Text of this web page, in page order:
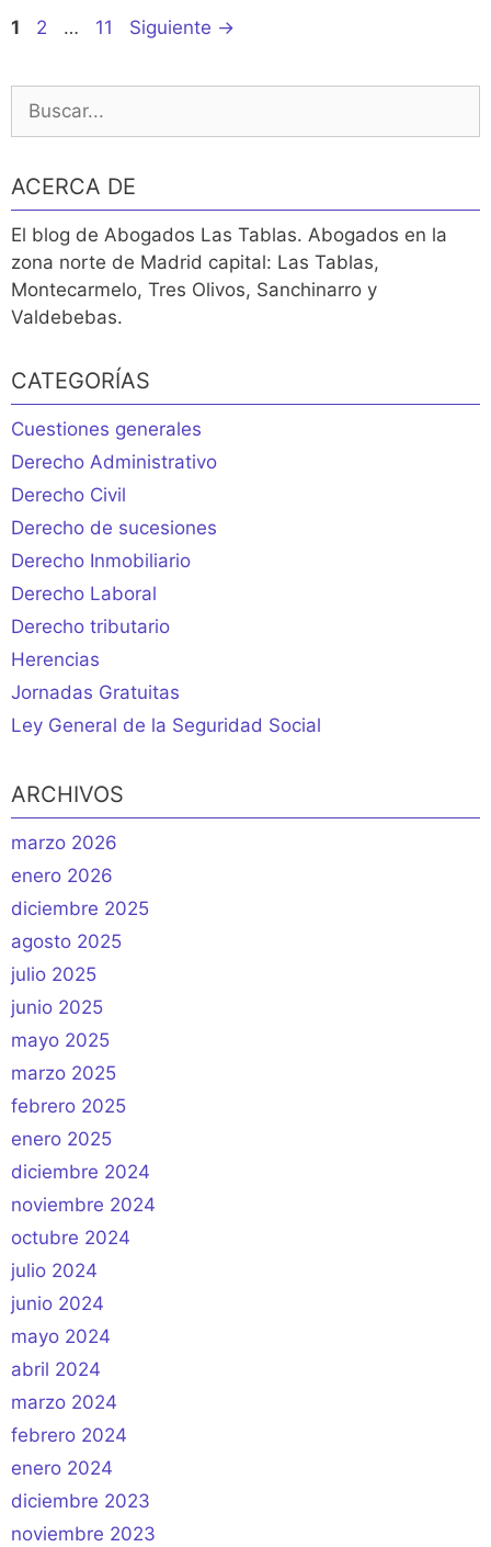
Página
1 Página
2 … Página
11 Siguiente →
Buscar:
ACERCA DE
El blog de Abogados Las Tablas. Abogados en la
zona norte de Madrid capital: Las Tablas,
Montecarmelo, Tres Olivos, Sanchinarro y
Valdebebas.
CATEGORÍAS
Cuestiones generales
Derecho Administrativo
Derecho Civil
Derecho de sucesiones
Derecho Inmobiliario
Derecho Laboral
Derecho tributario
Herencias
Jornadas Gratuitas
Ley General de la Seguridad Social
ARCHIVOS
marzo 2026
enero 2026
diciembre 2025
agosto 2025
julio 2025
junio 2025
mayo 2025
marzo 2025
febrero 2025
enero 2025
diciembre 2024
noviembre 2024
octubre 2024
julio 2024
junio 2024
mayo 2024
abril 2024
marzo 2024
febrero 2024
enero 2024
diciembre 2023
noviembre 2023